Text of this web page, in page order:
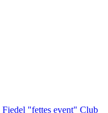
Fiedel "fettes event" Club